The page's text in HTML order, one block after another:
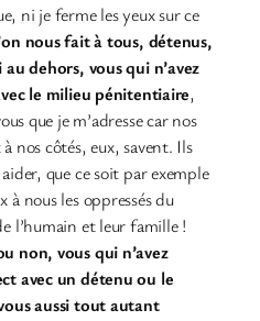
ni je ferme les yeux sur ce
nous fait à tous, détenus,
dehors, vous qui n’avez
le milieu pénitentiaire,
que je m’adresse car nos
nos côtés, eux, savent. Ils
que ce soit par exemple
nous les oppressés du
l’humain et leur famille !
non, vous qui n’avez
avec un détenu ou le
aussi tout autant